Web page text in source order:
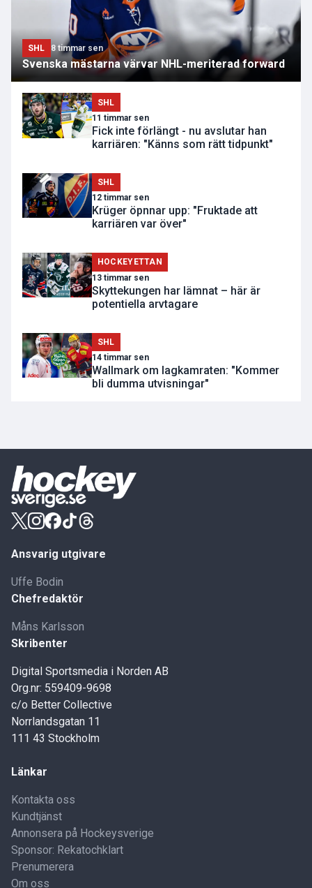
SHL 8 timmar sen
Svenska mästarna värvar NHL-meriterad forward
SHL
11 timmar sen
Fick inte förlängt - nu avslutar han
karriären: "Känns som rätt tidpunkt"
SHL
12 timmar sen
Krüger öpnnar upp: "Fruktade att
karriären var över"
HOCKEYETTAN
13 timmar sen
Skyttekungen har lämnat – här är
potentiella arvtagare
SHL
14 timmar sen
Wallmark om lagkamraten: "Kommer
bli dumma utvisningar"
Ansvarig utgivare
Uffe Bodin
Chefredaktör
Måns Karlsson
Skribenter
Digital Sportsmedia i Norden AB
Org.nr: 559409-9698
c/o Better Collective
Norrlandsgatan 11
111 43 Stockholm
Länkar
Kontakta oss
Kundtjänst
Annonsera på Hockeysverige
Sponsor: Rekatochklart
Prenumerera
Om oss